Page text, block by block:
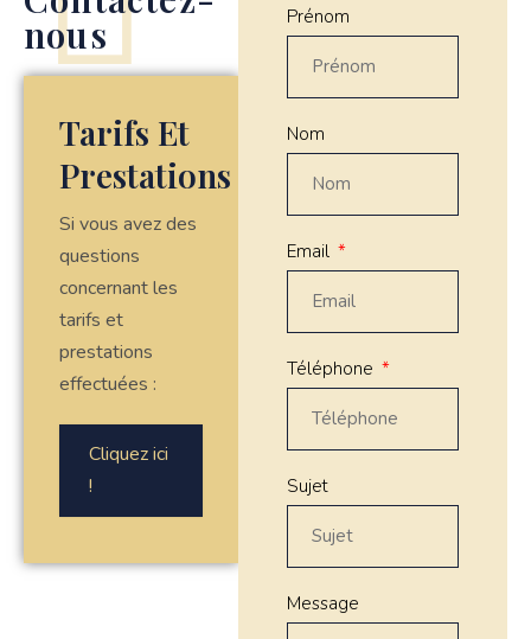
nous
Tarifs Et
Prestations
Si vous avez des
questions
concernant les
tarifs et
prestations
effectuées :
Cliquez ici
!
Prénom
Nom
Email
Téléphone
Sujet
Message